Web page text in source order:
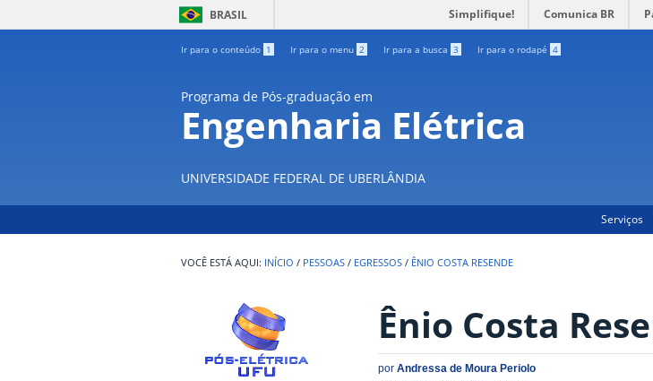
BRASIL Simplifique! Comunica BR
Ir para o conteúdo 1 Ir para o menu 2 Ir para a busca 3 Ir para o rodapé 4
Programa de Pós-graduação em
Engenharia Elétrica
UNIVERSIDADE FEDERAL DE UBERLÂNDIA
Serviços
INÍCIO / PESSOAS / EGRESSOS / ÊNIO COSTA RESENDE
Ênio Costa
por Andressa de Moura Periolo